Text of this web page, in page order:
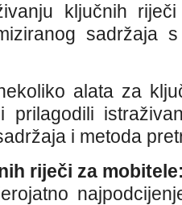
ključnih
sadržaja
alata za
prilagodili
i metoda
riječi za